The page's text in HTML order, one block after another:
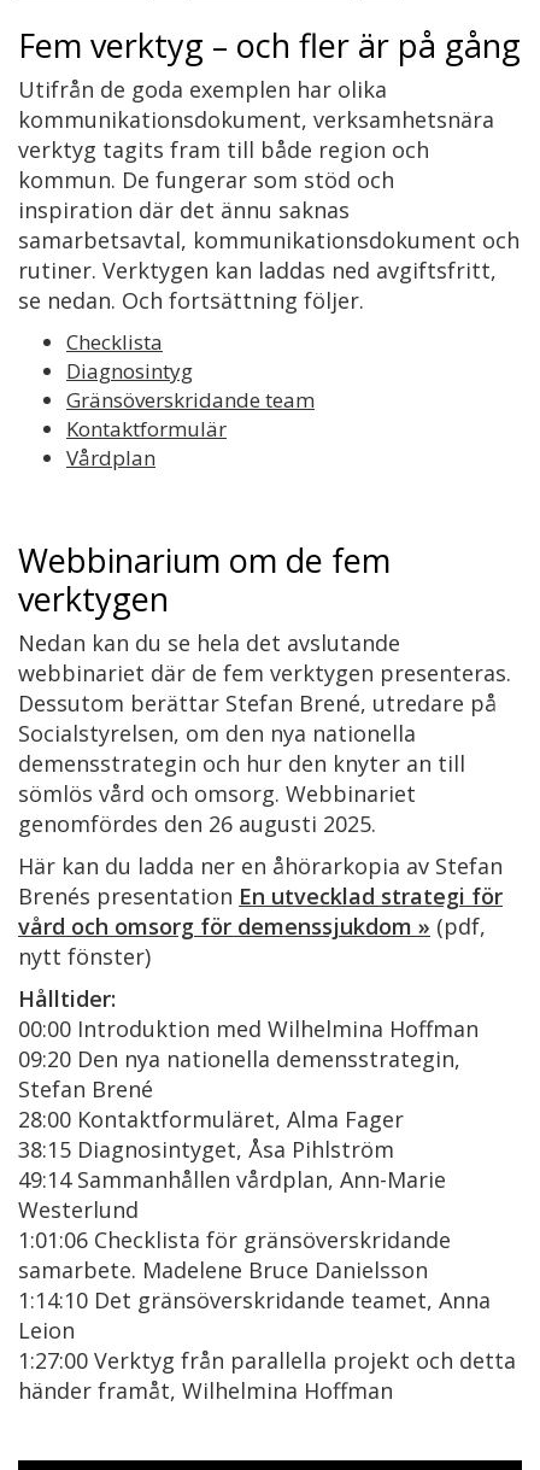
Fem verktyg – och fler är på gång
Utifrån de goda exemplen har olika
kommunikationsdokument, verksamhetsnära
verktyg tagits fram till både region och
kommun. De fungerar som stöd och
inspiration där det ännu saknas
samarbetsavtal, kommunikationsdokument och
rutiner. Verktygen kan laddas ned avgiftsfritt,
se nedan. Och fortsättning följer.
Checklista
Diagnosintyg
Gränsöverskridande team
Kontaktformulär
Vårdplan
Webbinarium om de fem
verktygen
Nedan kan du se hela det avslutande
webbinariet där de fem verktygen presenteras.
Dessutom berättar Stefan Brené, utredare på
Socialstyrelsen, om den nya nationella
demensstrategin och hur den knyter an till
sömlös vård och omsorg. Webbinariet
genomfördes den 26 augusti 2025.
Här kan du ladda ner en åhörarkopia av Stefan
Brenés presentation En utvecklad strategi för
vård och omsorg för demenssjukdom » (pdf,
nytt fönster)
Hålltider:
00:00 Introduktion med Wilhelmina Hoffman
09:20 Den nya nationella demensstrategin,
Stefan Brené
28:00 Kontaktformuläret, Alma Fager
38:15 Diagnosintyget, Åsa Pihlström
49:14 Sammanhållen vårdplan, Ann-Marie
Westerlund
1:01:06 Checklista för gränsöverskridande
samarbete. Madelene Bruce Danielsson
1:14:10 Det gränsöverskridande teamet, Anna
Leion
1:27:00 Verktyg från parallella projekt och detta
händer framåt, Wilhelmina Hoffman